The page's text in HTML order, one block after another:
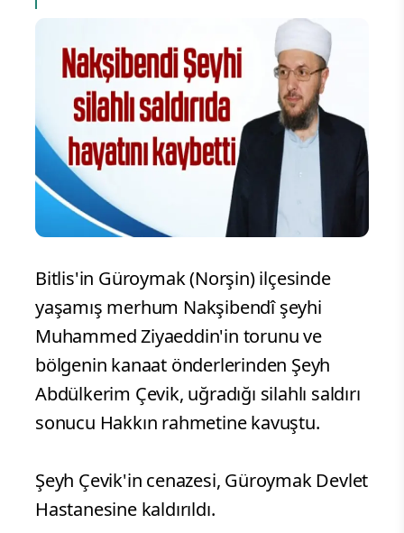
Bitlis'in Güroymak (Norşin) ilçesinde
yaşamış merhum Nakşibendî şeyhi
Muhammed Ziyaeddin'in torunu ve
bölgenin kanaat önderlerinden Şeyh
Abdülkerim Çevik, uğradığı silahlı saldırı
sonucu Hakkın rahmetine kavuştu.
Şeyh Çevik'in cenazesi, Güroymak Devlet
Hastanesine kaldırıldı.